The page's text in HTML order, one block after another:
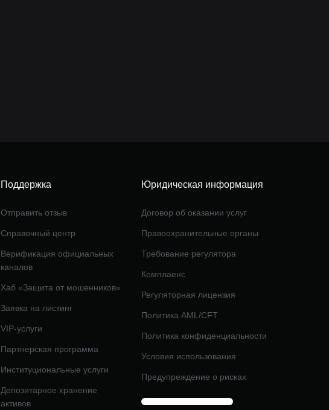
Поддержка
Отправить отзыв
Справочный центр
Верификация официальных
каналов
Хаб «Защита от мошенников»
Заявка на листинг
VIP-услуги
Партнерская программа
Институциональные услуги
Депозитарное хранение
активов
Юридическая информация
Договор об оказании услуг
Правоохранительные органы
Требование регулятора
Комплаенс
Регуляторная лицензия
Политика AML/CFT
Политика конфиденциальности
Условия использования
Предупреждение о рисках